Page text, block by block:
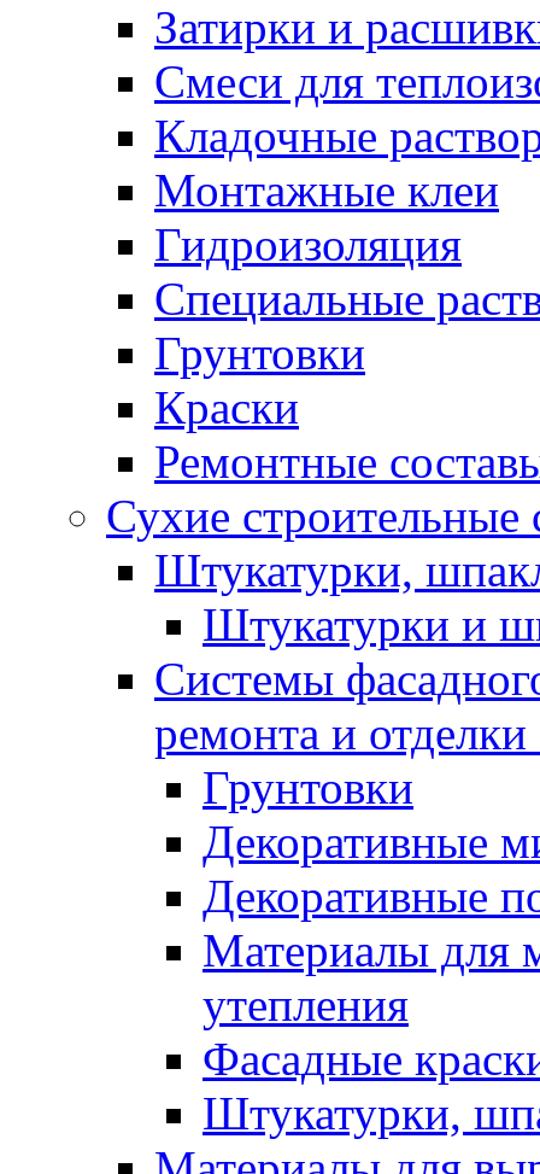
Затирки и
Смеси для
Кладочные
Монтажные клеи
Гидроизоляция
Специальные
Грунтовки
Краски
Ремонтные
Сухие
Штукатурки,
Штукатурки и
Системы
ремонта и отделки
Грунтовки
Декоративные
Декоративные
Материалы для
утепления
Фасадные
Штукатурки,